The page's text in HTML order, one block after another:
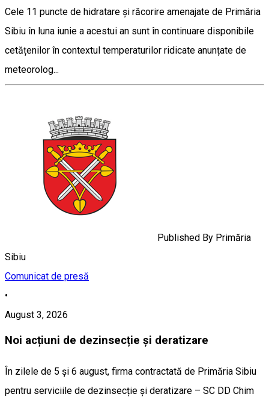
Cele 11 puncte de hidratare și răcorire amenajate de Primăria
Sibiu în luna iunie a acestui an sunt în continuare disponibile
cetățenilor în contextul temperaturilor ridicate anunțate de
meteorolog...
Published By Primăria
Sibiu
Comunicat de presă
•
August 3, 2026
Noi acțiuni de dezinsecție și deratizare
În zilele de 5 și 6 august, firma contractată de Primăria Sibiu
pentru serviciile de dezinsecție și deratizare – SC DD Chim